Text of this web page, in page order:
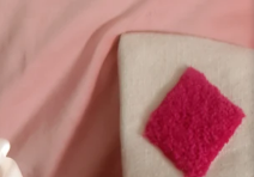
Meine Geräte
Meine Bestellungen
Meine Adressen